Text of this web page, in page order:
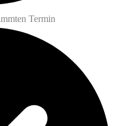
Termin